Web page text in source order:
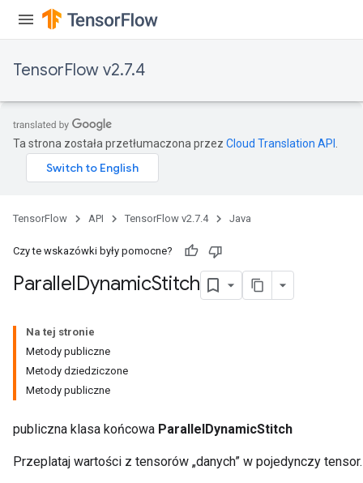
TensorFlow v2.7.4
Ta strona została przetłumaczona przez Cloud Translation API
TensorFlow API TensorFlow v2.7.4 Java
Czy te wskazówki były pomocne?
ParallelDynamicStitch
Na tej stronie
Metody publiczne
Metody dziedziczone
Metody publiczne
publiczna klasa końcowa ParallelDynamicStitch
Przeplataj wartości z tensorów „danych” w pojedynczy tensor.